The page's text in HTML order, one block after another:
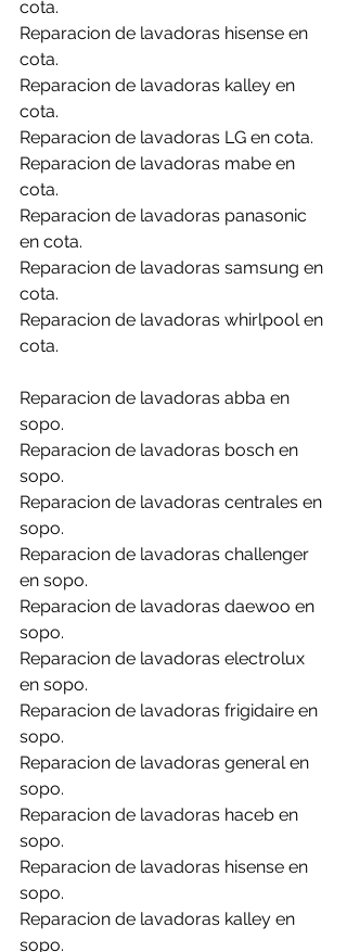
cota.
Reparacion de lavadoras hisense en
cota.
Reparacion de lavadoras kalley en
cota.
Reparacion de lavadoras LG en cota.
Reparacion de lavadoras mabe en
cota.
Reparacion de lavadoras panasonic
en cota.
Reparacion de lavadoras samsung en
cota.
Reparacion de lavadoras whirlpool en
cota.
Reparacion de lavadoras abba en
sopo.
Reparacion de lavadoras bosch en
sopo.
Reparacion de lavadoras centrales en
sopo.
Reparacion de lavadoras challenger
en sopo.
Reparacion de lavadoras daewoo en
sopo.
Reparacion de lavadoras electrolux
en sopo.
Reparacion de lavadoras frigidaire en
sopo.
Reparacion de lavadoras general en
sopo.
Reparacion de lavadoras haceb en
sopo.
Reparacion de lavadoras hisense en
sopo.
Reparacion de lavadoras kalley en
sopo.